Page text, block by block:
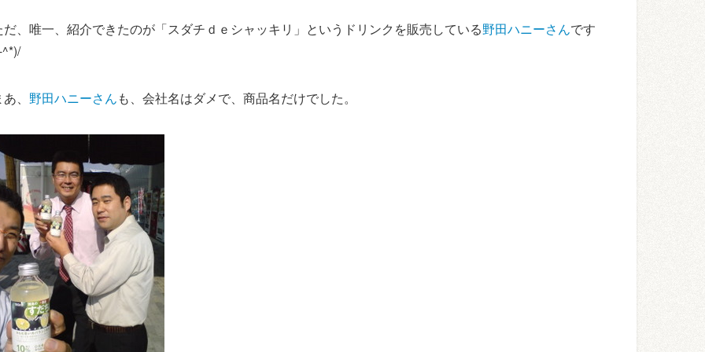
だ、唯一、紹介できたのが「スダチｄｅシャッキリ」というドリンクを販売している野田ハニーさんです
^*)/
、 野田ハニーさんも、会社名はダメで、商品名だけでした。